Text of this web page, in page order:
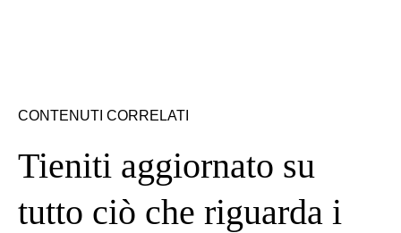
CONTENUTI CORRELATI
Tieniti aggiornato su
tutto ciò che riguarda i